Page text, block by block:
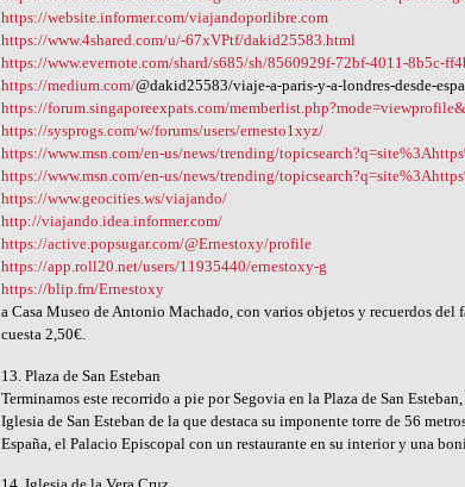
https://website.informer.com/viajandoporlibre.com
https://www.4shared.com/u/-67xVPtf/dakid25583.html
https://www.evernote.com/shard/s685/sh/8560929f-72bf-4011-8b5c-
https://medium.com/@dakid25583/viaje-a-paris-y-a-londres-desde-
https://forum.singaporeexpats.com/
https://sysprogs.com/w/forums/users/ernesto1xyz/
https://www.msn.com/en-us/news/trending/
https://www.msn.com/en-us/news/trending/
https://www.geocities.ws/viajando/
http://viajando.idea.informer.com/
https://active.popsugar.com/@Ernestoxy/profile
https://app.roll20.net/users/11935440/ernestoxy-g
https://blip.fm/Ernestoxy
a Casa Museo de Antonio Machado, con varios objetos y recuerdos del
cuesta 2,50€.
13. Plaza de San Esteban
Terminamos este recorrido a pie por Segovia en la Plaza de San
Iglesia de San Esteban de la que destaca su imponente torre de 56
España, el Palacio Episcopal con un restaurante en su interior y una